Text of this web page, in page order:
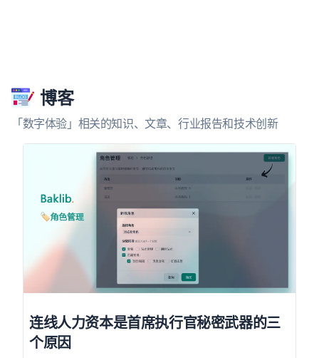
博客
「数字体验」相关的知识、文章、行业报告和技术创新
连线人力资本是首席执行官秘密武器的三
个原因